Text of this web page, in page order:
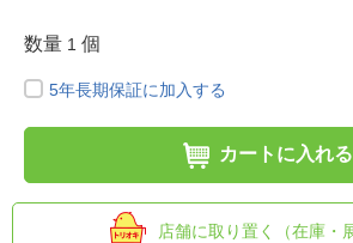
数量 1 個
5年長期保証に加入する
カートに入れる
店舗に取り置く（在庫・